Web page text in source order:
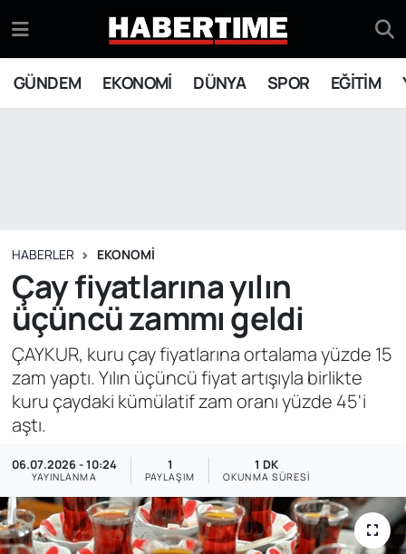
GÜNDEM EKONOMİ DÜNYA SPOR EĞİTİM
HABERLER EKONOMİ
Çay fiyatlarına yılın
üçüncü zammı geldi
ÇAYKUR, kuru çay fiyatlarına ortalama yüzde 15
zam yaptı. Yılın üçüncü fiyat artışıyla birlikte
kuru çaydaki kümülatif zam oranı yüzde 45'i
aştı.
06.07.2026 - 10:24
YAYINLANMA
1
PAYLAŞIM
1 DK
OKUNMA SÜRESI
EKONOMİ
EĞİTİM
YAŞAM
SİYASET
ASAYİŞ
Eskişehir Nöbetçi Eczaneler
Eskişehir Hava Durumu
Süper Lig Puan Durumu ve Fikstür
Tüm Manşetler
Son Dakika Haberleri
Haber Arşivi